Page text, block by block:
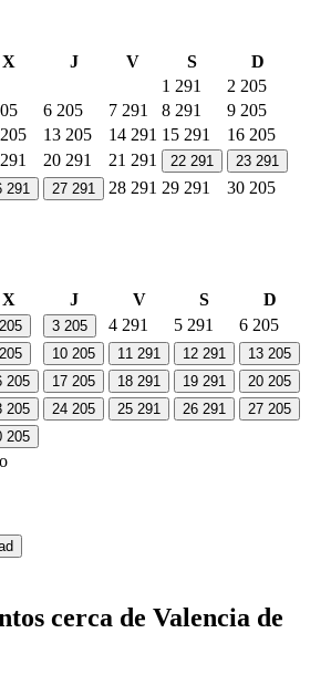
X J V S
D
1 291 2 205
6 205 7 291 8 291 9 205
205 13 205 14 291 15 291 16 205
291 20 291 21 291 22 291 23 291
291 27 291 28 291 29 291 30 205
X J V S D
205 3 205 4 291 5 291 6 205
205 10 205 11 291 12 291 13 205
205 17 205 18 291 19 291 20 205
205 24 205 25 291 26 291 27 205
205
cerca de Valencia de